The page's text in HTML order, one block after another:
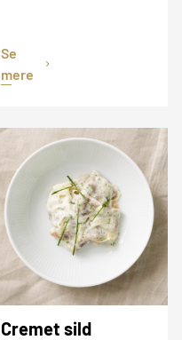
Se
mere
Cremet sild